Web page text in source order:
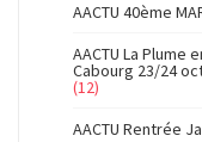
AACTU 40ème
AACTU La Plume
Cabourg 23/24
(12)
AACTU Rentrée